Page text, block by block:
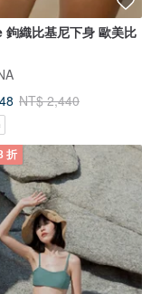
鉤織比基尼下身 歐美比
NT$ 2,440
折